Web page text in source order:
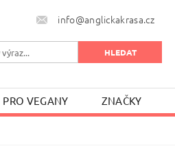
info@anglickakrasa.cz
PRO VEGANY ZNAČKY